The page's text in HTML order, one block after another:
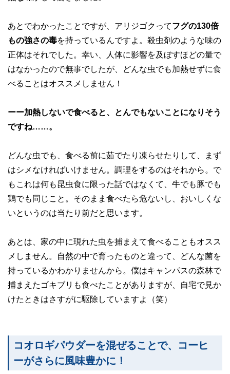
あとでわかったことですが、アリジゴクってフグの130倍
もの強さの毒を持っているんですよ。殺虫剤のような味の
正体はそれでした。幸い、人体に影響を及ぼすほどの量で
はなかったので無事でしたが、どんな虫でも加熱せずに食
べることはオススメしません！
ーー加熱しないで食べると、とんでもないことになりそう
ですね……。
どんな虫でも、食べる前に茹でたり凍らせたりして、まず
はシメなければいけません。調理をするのはそれから。で
もこれは何も昆虫食に限った話ではなくて、牛でも豚でも
鶏でも同じこと。そのまま食べたら危ないし、おいしくな
いというのは当たり前だと思います。
あとは、家の中に現れた虫を捕まえて食べることもオスス
メしません。自然の中で育ったものと違って、どんな菌を
持っているかわかりませんから。僕はキャンパスの森林で
捕まえたゴキブリも食べたことがありますが、自宅で見か
けたときはさすがに駆除していますよ（笑）
コオロギパウダーを混ぜることで、コーヒ
ーがさらに風味豊かに！